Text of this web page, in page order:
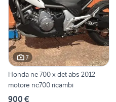
7
Honda nc 700 x dct abs 2012
motore nc700 ricambi
900 €